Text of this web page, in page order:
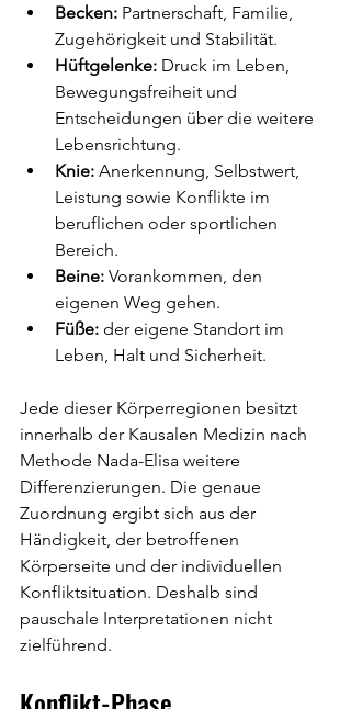
Becken: Partnerschaft, Familie,
Zugehörigkeit und Stabilität.
Hüftgelenke: Druck im Leben,
Bewegungsfreiheit und
Entscheidungen über die weitere
Lebensrichtung.
Knie: Anerkennung, Selbstwert,
Leistung sowie Konflikte im
beruflichen oder sportlichen
Bereich.
Beine: Vorankommen, den
eigenen Weg gehen.
Füße: der eigene Standort im
Leben, Halt und Sicherheit.
Jede dieser Körperregionen besitzt
innerhalb der Kausalen Medizin nach
Methode Nada-Elisa weitere
Differenzierungen. Die genaue
Zuordnung ergibt sich aus der
Händigkeit, der betroffenen
Körperseite und der individuellen
Konfliktsituation. Deshalb sind
pauschale Interpretationen nicht
zielführend.